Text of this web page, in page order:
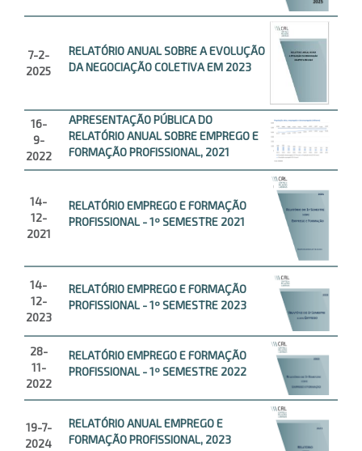
7-2-
2025
RELATÓRIO ANUAL SOBRE A EVOLUÇÃO
DA NEGOCIAÇÃO COLETIVA EM 2023
16-
9-
2022
APRESENTAÇÃO PÚBLICA DO
RELATÓRIO ANUAL SOBRE EMPREGO E
FORMAÇÃO PROFISSIONAL, 2021
14-
12-
2021
RELATÓRIO EMPREGO E FORMAÇÃO
PROFISSIONAL - 1º SEMESTRE 2021
14-
12-
2023
RELATÓRIO EMPREGO E FORMAÇÃO
PROFISSIONAL - 1º SEMESTRE 2023
28-
11-
2022
RELATÓRIO EMPREGO E FORMAÇÃO
PROFISSIONAL - 1º SEMESTRE 2022
19-7-
2024
RELATÓRIO ANUAL EMPREGO E
FORMAÇÃO PROFISSIONAL, 2023